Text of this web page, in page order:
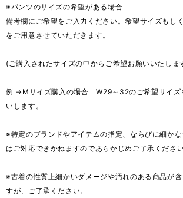
※パンツのサイズの希望がある場合
備考欄にご希望をご入力ください。希望サイズもし
をご用意させていただきます。
(ご購入されたサイズの中からご希望お願いいたしま
例 →Mサイズ購入の場合 W29～32のご希望サイズ
いします。
※特定のブランドやアイテムの指定、ならびに細か
はご対応できかねますのであらかじめご了承ください
※古着の性質上細かいダメージや汚れのある商品が
すが、ご了承ください。